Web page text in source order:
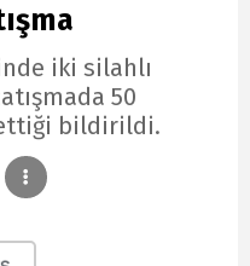
iki silahlı
50
bildirildi.